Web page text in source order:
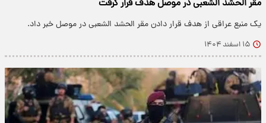
مقر الحشد الشعبی در موصل هدف قرار گرفت
یک منبع عراقی از هدف قرار دادن مقر الحشد الشعبی در موصل خبر داد.
۱۵ اسفند ۱۴۰۴